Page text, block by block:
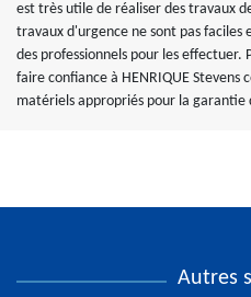
est très utile de réaliser des travaux
travaux d'urgence ne sont pas faciles
des professionnels pour les effectuer.
faire confiance à HENRIQUE Stevens
matériels appropriés pour la
Autres